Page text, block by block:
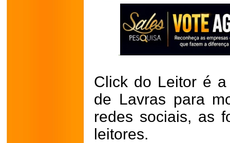
Click do Leitor é
de Lavras para
redes sociais, as
leitores.